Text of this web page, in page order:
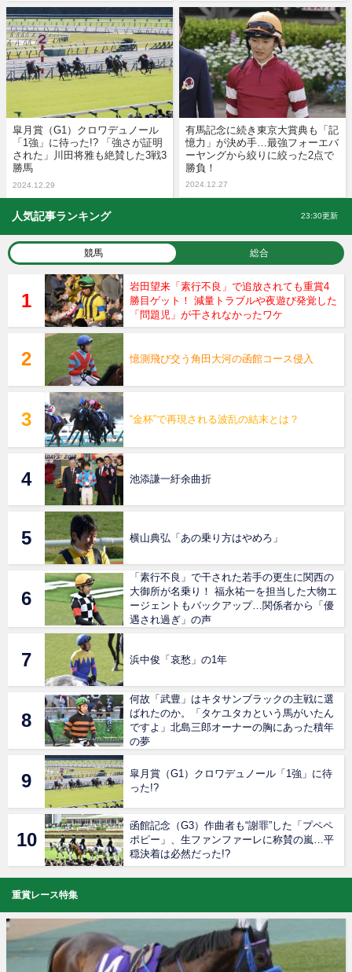
皐月賞（G1）クロワデュノール
「1強」に待った!? 「強さが証明
された」川田将雅も絶賛した3戦3
勝馬
2024.12.29
有馬記念に続き東京大賞典も「記
憶力」が決め手…最強フォーエバ
ーヤングから絞りに絞った2点で
勝負！
2024.12.27
人気記事ランキング 23:30更新
競馬 総合
岩田望来「素行不良」で追放されても重賞4
勝目ゲット！ 減量トラブルや夜遊び発覚した
「問題児」が干されなかったワケ
憶測飛び交う角田大河の函館コース侵入
“金杯”で再現される波乱の結末とは？
池添謙一紆余曲折
横山典弘「あの乗り方はやめろ」
「素行不良」で干された若手の更生に関西の
大御所が名乗り！ 福永祐一を担当した大物エ
ージェントもバックアップ…関係者から「優
遇され過ぎ」の声
浜中俊「哀愁」の1年
何故「武豊」はキタサンブラックの主戦に選
ばれたのか。「タケユタカという馬がいたん
ですよ」北島三郎オーナーの胸にあった積年
の夢
皐月賞（G1）クロワデュノール「1強」に待
った!?
函館記念（G3）作曲者も“謝罪”した「プペペ
ポピー」、生ファンファーレに称賛の嵐…平
穏決着は必然だった!?
重賞レース特集